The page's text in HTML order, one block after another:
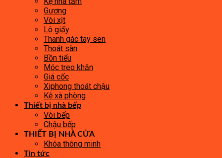
Gương
Vòi xịt
Lô giấy
Thanh gác tay sen
Thoát sàn
Bồn tiểu
Móc treo khăn
Giá cốc
Xiphong thoát chậu
Kệ xà phòng
Thiết bị nhà bếp
Vòi bếp
Chậu bếp
THIẾT BỊ NHÀ CỬA
Khóa thông minh
Tin tức